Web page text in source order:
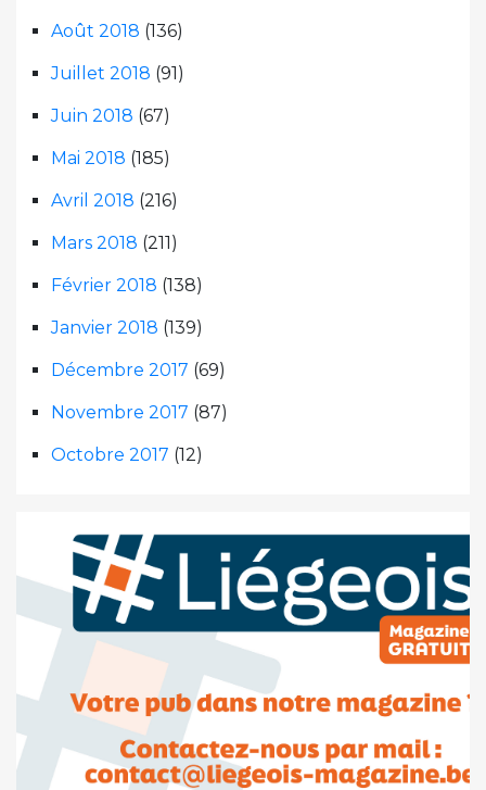
Août 2018 (136)
Juillet 2018 (91)
Juin 2018 (67)
Mai 2018 (185)
Avril 2018 (216)
Mars 2018 (211)
Février 2018 (138)
Janvier 2018 (139)
Décembre 2017 (69)
Novembre 2017 (87)
Octobre 2017 (12)